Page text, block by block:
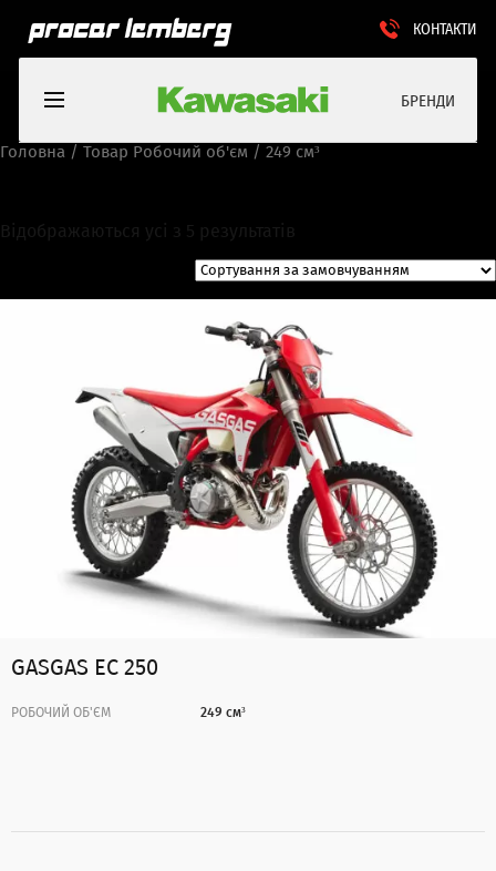
КОНТАКТИ
БРЕНДИ
Головна / Товар Робочий об'єм / 249 см³
Відображаються усі з 5 результатів
GASGAS EC 250
РОБОЧИЙ ОБ'ЄМ 249 см³